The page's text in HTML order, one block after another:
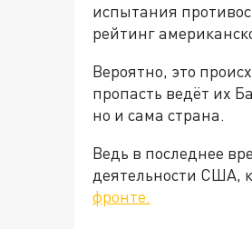
испытания
рейтинг
Вероятно, это
пропасть ведёт их
но и сама страна.
Ведь в последнее
деятельности США,
фронте.